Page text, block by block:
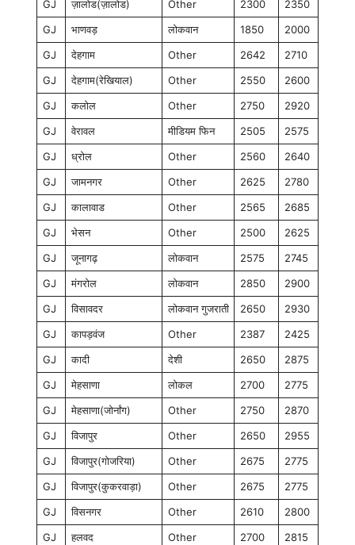
GJ
ज़ालोड(ज़ालोड) Other 2300
2350
GJ
भाणवड़ लोकवान 1850
2000
GJ
देहगाम Other 2642
2710
GJ
देहगाम(रेखियाल) Other 2550
2600
GJ
कलोल Other 2750
2920
GJ
वेरावल मीडियम फिन 2505
2575
GJ
ध्रोल Other 2560
2640
GJ
जामनगर Other 2625
2780
GJ
कालावाड Other 2565
2685
GJ
भेसन Other 2500
2625
GJ
जूनागढ़ लोकवान 2575
2745
GJ
मंगरोल लोकवान 2850
2900
GJ
विसावदर लोकवान गुजराती 2650
2930
GJ
कापड़वंज Other 2387
2425
GJ
कादी देशी 2650
2875
GJ
मेहसाणा लोकल 2700
2775
GJ
मेहसाणा(जोर्नांग) Other 2750
2870
GJ
विजापुर Other 2650
2955
GJ
विजापुर(गोजरिया) Other 2675
2775
GJ
विजापुर(कुकरवाड़ा) Other 2675
2775
GJ
विसनगर Other 2610
2800
GJ
हलवद Other 2700
2815